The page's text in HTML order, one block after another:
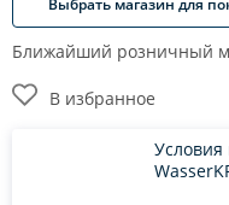
Ближайший розничный
В избранное